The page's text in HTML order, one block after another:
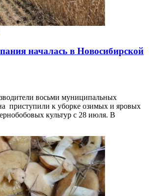
началась в Новосибирской
восьми муниципальных
приступили к уборке озимых и яровых
культур с 28 июля. В